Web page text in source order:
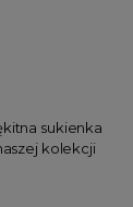
sukienka
kolekcji